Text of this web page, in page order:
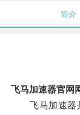
简介
飞马加速器官网
飞马加速器是